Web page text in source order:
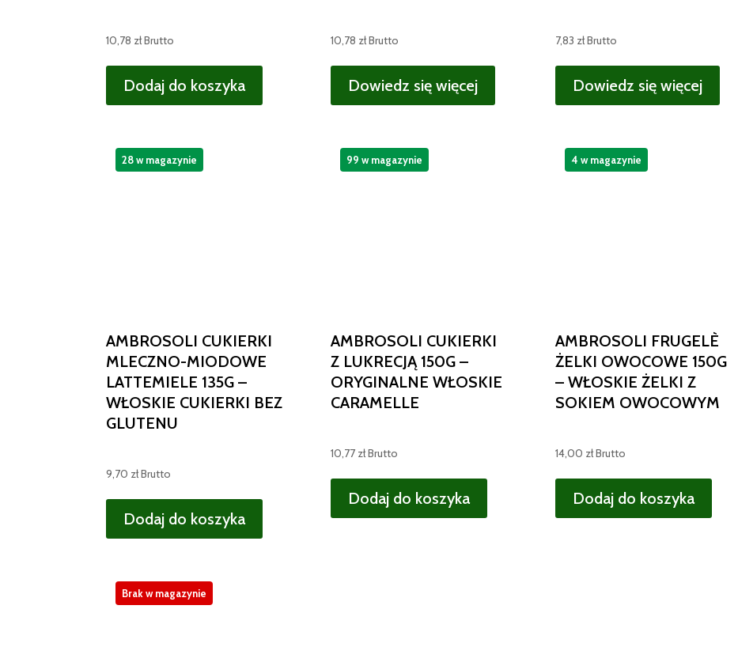
10,78 złBrutto
Dodaj do koszyka
10,78 złBrutto
Dowiedz się więcej
7,83 złBrutto
Dowiedz się więcej
AMBROSOLI CUKIERKI
MLECZNO-MIODOWE
LATTEMIELE 135G –
WŁOSKIE CUKIERKI BEZ
GLUTENU
9,70 złBrutto
Dodaj do koszyka
28 w magazynie
AMBROSOLI CUKIERKI
Z LUKRECJĄ 150G –
ORYGINALNE WŁOSKIE
CARAMELLE
10,77 złBrutto
Dodaj do koszyka
99 w magazynie
AMBROSOLI FRUGELÈ
ŻELKI OWOCOWE 150G
– WŁOSKIE ŻELKI Z
SOKIEM OWOCOWYM
14,00 złBrutto
Dodaj do koszyka
4 w magazynie
Brak w magazynie